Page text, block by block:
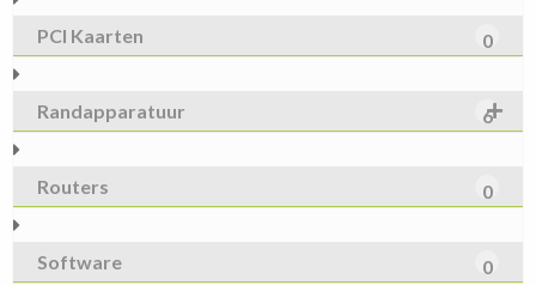
PCI Kaarten 0
Randapparatuur 6
Routers 0
Software 0